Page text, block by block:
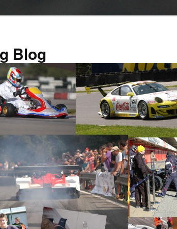
Blog